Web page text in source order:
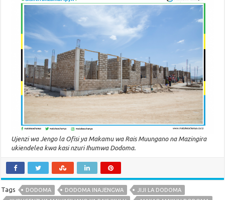
Ujenzi wa Jengo la Ofisi ya Makamu wa Rais Muungano na Mazingira
ukiendelea kwa kasi nzuri Ihumwa Dodoma.
Tags DODOMA DODOMA INAJENGWA
JIJI LA DODOMA